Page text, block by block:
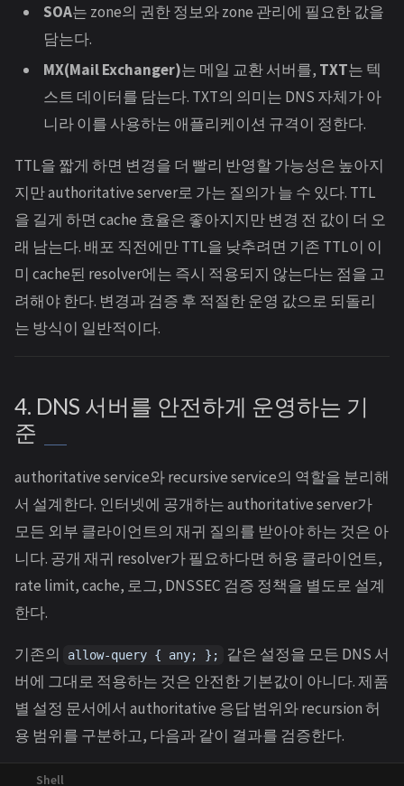
SOA는 zone의 권한 정보와 zone 관리에 필요한 값을
담는다.
MX(Mail Exchanger)는 메일 교환 서버를, TXT는 텍
스트 데이터를 담는다. TXT의 의미는 DNS 자체가 아
니라 이를 사용하는 애플리케이션 규격이 정한다.
TTL을 짧게 하면 변경을 더 빨리 반영할 가능성은 높아지
지만 authoritative server로 가는 질의가 늘 수 있다. TTL
을 길게 하면 cache 효율은 좋아지지만 변경 전 값이 더 오
래 남는다. 배포 직전에만 TTL을 낮추려면 기존 TTL이 이
미 cache된 resolver에는 즉시 적용되지 않는다는 점을 고
려해야 한다. 변경과 검증 후 적절한 운영 값으로 되돌리
는 방식이 일반적이다.
4. DNS 서버를 안전하게 운영하는 기
준
authoritative service와 recursive service의 역할을 분리해
서 설계한다. 인터넷에 공개하는 authoritative server가
모든 외부 클라이언트의 재귀 질의를 받아야 하는 것은 아
니다. 공개 재귀 resolver가 필요하다면 허용 클라이언트,
rate limit, cache, 로그, DNSSEC 검증 정책을 별도로 설계
한다.
기존의 allow-query { any; };
같은 설정을 모든 DNS 서
버에 그대로 적용하는 것은 안전한 기본값이 아니다. 제품
별 설정 문서에서 authoritative 응답 범위와 recursion 허
용 범위를 구분하고, 다음과 같이 결과를 검증한다.